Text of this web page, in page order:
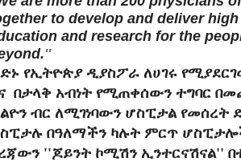
to develop and deliver
and research for the
''
የኢትዮጵያ ዲያስፖራ ለሀገሩ
በታላቅ አብነት የሚጠቀሰውን ተግባር
ብር ለሚገነባውን ሆስፒታል የመሰረት
በዓለማችን ካሉት ምርጥ
''ጆይንት ኮሚሽን ኢንተርናሽናል''